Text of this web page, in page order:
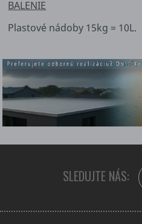
BALENIE
Plastové nádoby 15kg = 10L.
SLEDUJTE NÁS: